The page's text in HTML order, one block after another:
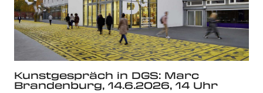
Kunstgespräch in DGS: Marc
Brandenburg, 14.6.2026, 14 Uhr